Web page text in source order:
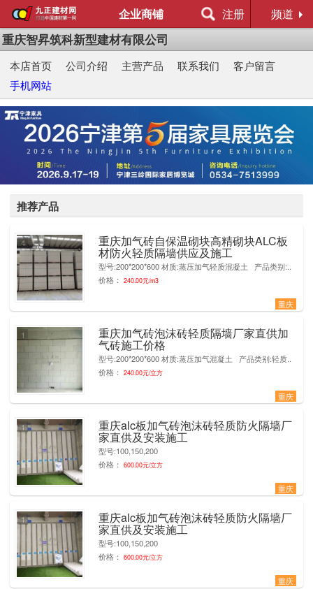
企业商铺 注册 频道
重庆智昇筑科新型建材有限公司
本店首页 公司介绍 主营产品 联系我们
客户留言
手机网站
推荐产品
重庆加气砖自保温砌块高精砌块ALC板
材防火轻质隔墙供应及施工
型号:200*200*600 材质:蒸压加气轻质混凝土 产品类别:..
价格：
240.00元/m3
重庆
4
重庆加气砖泡沫砖轻质隔墙厂家直供加
气砖施工价格
型号:200*200*600 材质:蒸压加气混凝土 产品类别:轻质..
价格：
240.00元/立方
重庆
1
重庆alc板加气砖泡沫砖轻质防火隔墙厂
家直供及安装施工
型号:100,150,200
价格：
600.00元/立方
重庆
1
重庆alc板加气砖泡沫砖轻质防火隔墙厂
家直供及安装施工
型号:100,150,200
价格：
600.00元/立方
重庆
1